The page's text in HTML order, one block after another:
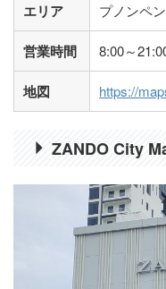
エリア プノンペ
営業時間 8:00～
地図 https://
ZANDO City